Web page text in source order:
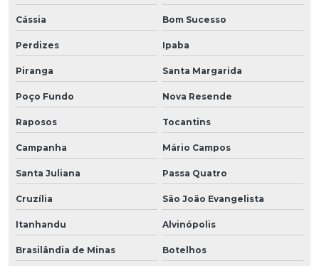
Cássia Bom Sucesso
Perdizes Ipaba
Piranga Santa Margarida
Poço Fundo Nova Resende
Raposos Tocantins
Campanha Mário Campos
Santa Juliana Passa Quatro
Cruzília São João Evangelista
Itanhandu Alvinópolis
Brasilândia de Minas Botelhos